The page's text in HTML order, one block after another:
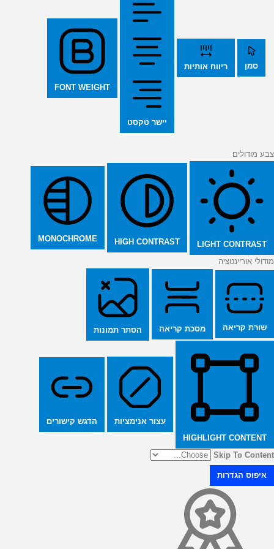
סמן ריווח אותיות
יישר טקסט
FONT WEIGHT
צבע מודולים
LIGHT CONTRAST
HIGH CONTRAST
MONOCHROME
מודולי אוריינטציה
שורת קריאה מסכת קריאה הסתר תמונות
HIGHLIGHT CONTENT
עצור אנימציות הדגש קישורים
Skip To Content
איפוס הגדרות